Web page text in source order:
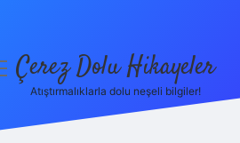
Çerez Dolu Hikayeler
Atıştırmalıklarla dolu neşeli bilgiler!